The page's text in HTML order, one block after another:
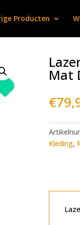
Producten
Mat
€
Kleding,